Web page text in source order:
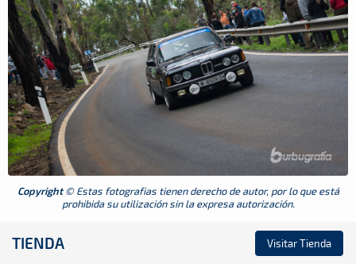
Copyright© Estas fotografias tienen derecho de autor, por lo que está
prohibida su utilización sin la expresa autorización.
TIENDA Visitar Tienda